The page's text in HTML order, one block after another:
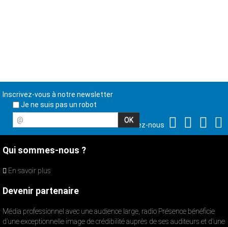
Inscrivez-vous à notre newsletter
Je ne suis pas un robot
@
Suivez-nous
Qui sommes-nous ?
En savoir plus
Devenir partenaire
Média professionnel avec une audience large, radio Présence bénéficie
d’une exceptionnelle image de crédibilité auprès de ses auditeurs et d’une